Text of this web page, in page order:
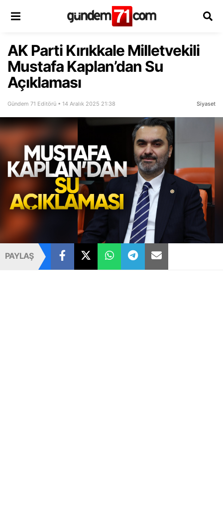
AK Parti Kırıkkale Milletvekili
Mustafa Kaplan’dan Su
Açıklaması
Gündem 71 Editörü • 14 Aralık 2025 21:38 Siyaset
PAYLAŞ